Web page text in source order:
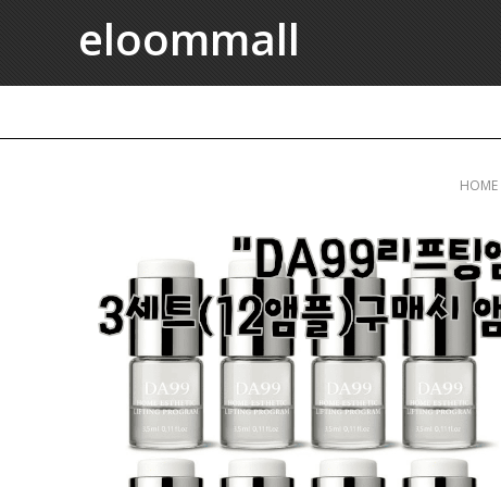
eloommall
HOME